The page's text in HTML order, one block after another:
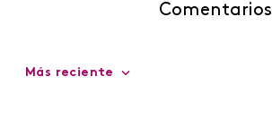
Comentarios
Más reciente